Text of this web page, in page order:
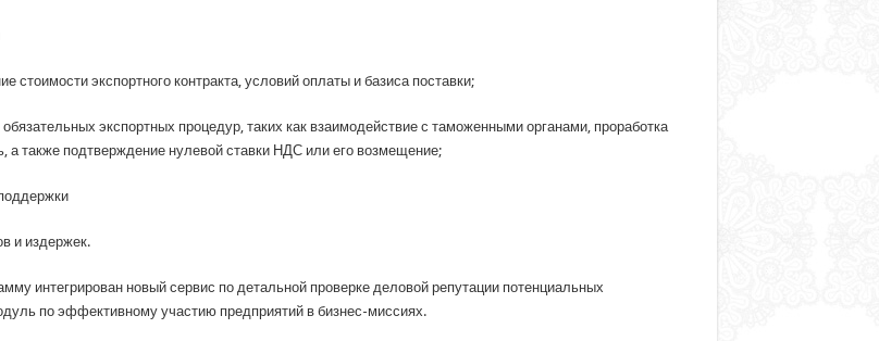
стоимости экспортного контракта, условий оплаты и базиса поставки;
экспортных процедур, таких как взаимодействие с таможенными органами, проработка
а также подтверждение нулевой ставки НДС или его возмещение;
и издержек.
интегрирован новый сервис по детальной проверке деловой репутации потенциальных
по эффективному участию предприятий в бизнес-миссиях.